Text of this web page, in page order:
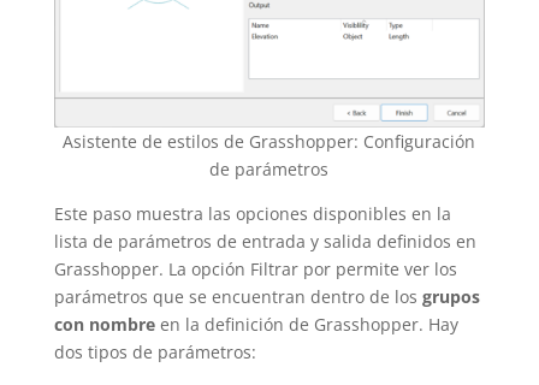
Asistente de estilos de Grasshopper: Configuración
de parámetros
Este paso muestra las opciones disponibles en la
lista de parámetros de entrada y salida definidos en
Grasshopper. La opción Filtrar por permite ver los
parámetros que se encuentran dentro de los grupos
con nombreen la definición de Grasshopper. Hay
dos tipos de parámetros: